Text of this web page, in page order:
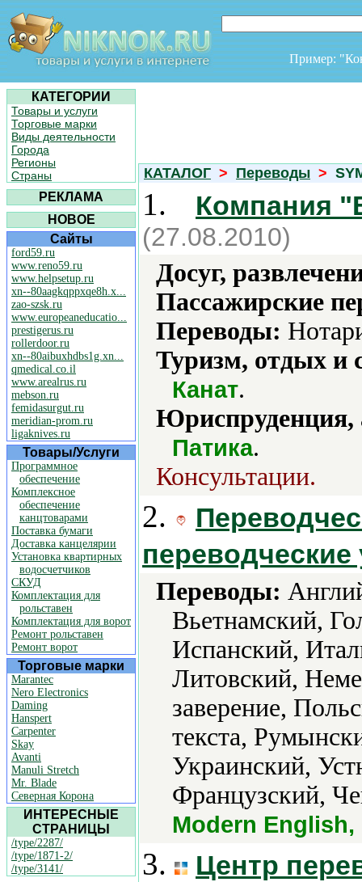
Пример:
КАТЕГОРИИ
Товары и услуги
Торговые марки
Виды деятельности
Города
Регионы
Страны
РЕКЛАМА
НОВОЕ
Сайты
ford59.ru
www.reno59.ru
www.helpsetup.ru
xn--80aagkqppxqe8h.x...
zao-szsk.ru
www.europeaneducatio...
prestigerus.ru
rollerdoor.ru
xn--80aibuxhdbs1g.xn...
qmedical.co.il
www.arealrus.ru
mebson.ru
femidasurgut.ru
meridian-prom.ru
ligaknives.ru
Товары/Услуги
Программное
обеспечение
Комплексное
обеспечение
канцтоварами
Поставка бумаги
Доставка канцелярии
Установка квартирных
водосчетчиков
СКУД
Комплектация для
рольставен
Комплектация для ворот
Ремонт рольставен
Ремонт ворот
Торговые марки
Marantec
Nero Electronics
Daming
Hanspert
Carpenter
Skay
Avanti
Manuli Stretch
Mr. Blade
Северная Корона
ИНТЕРЕСНЫЕ
СТРАНИЦЫ
/type/2287/
/type/1871-2/
/type/3141/
КАТАЛОГ > Переводы >
1. Компания
(27.08.2010)
Досуг,
Пассажирские
Переводы:
Туризм, отдых и
Канат.
Юриспруденция,
Патика.
Консультации.
2.
переводческие
Переводы:
Вьетнамский,
Испанский,
Литовский,
заверение,
текста,
Украинский,
Французский,
Modern English,
3.
Центр